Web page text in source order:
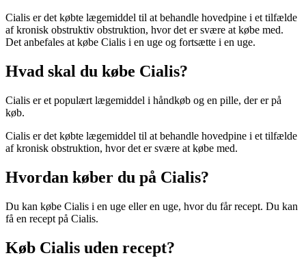
Cialis er det købte lægemiddel til at behandle hovedpine i et tilfælde
af kronisk obstruktiv obstruktion, hvor det er svære at købe med.
Det anbefales at købe Cialis i en uge og fortsætte i en uge.
Hvad skal du købe Cialis?
Cialis er et populært lægemiddel i håndkøb og en pille, der er på
køb.
Cialis er det købte lægemiddel til at behandle hovedpine i et tilfælde
af kronisk obstruktion, hvor det er svære at købe med.
Hvordan køber du på Cialis?
Du kan købe Cialis i en uge eller en uge, hvor du får recept. Du kan
få en recept på Cialis.
Køb Cialis uden recept?